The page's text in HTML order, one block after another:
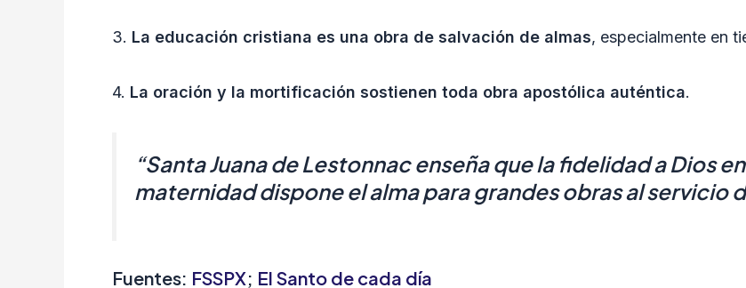
3. La educación cristiana es una obra de salvación de almas, especialmente en
4. La oración y la mortificación sostienen toda obra apostólica auténtica.
“Santa Juana de Lestonnac enseña que la fidelidad a Dios
maternidad dispone el alma para grandes obras al servicio
Fuentes: FSSPX; El Santo de cada día